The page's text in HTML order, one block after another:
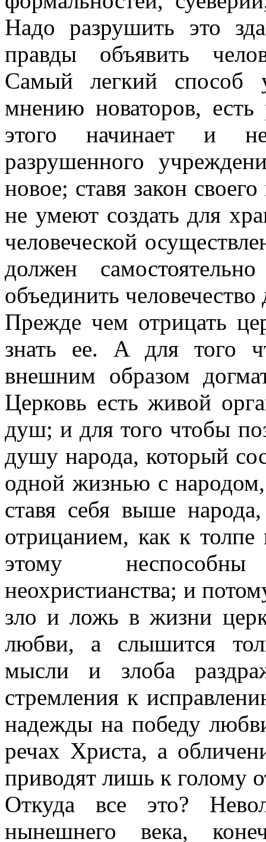
Надо разрушить это
правды объявить
Самый легкий способ
мнению новаторов,
этого начинает и
разрушенного
новое; ставя закон
не умеют создать для
человеческой
должен
объединить
Прежде чем отрицать
знать ее. А для того
внешним образом
Церковь есть живой
душ; и для того чтобы
душу народа, который
одной жизнью с
ставя себя выше
отрицанием, как к
этому
неохристианства; и
зло и ложь в жизни
любви, а слышится
мысли и злоба
стремления к
надежды на победу
речах Христа, а
приводят лишь к голому
Откуда все это?
нынешнего века,